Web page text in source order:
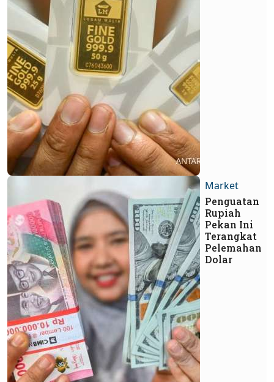
Market
Penguatan
Rupiah
Pekan Ini
Terangkat
Pelemahan
Dolar